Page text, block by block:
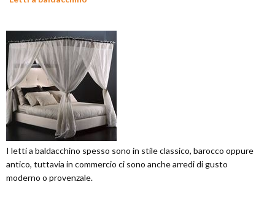
I letti a baldacchino spesso sono in stile classico, barocco oppure
antico, tuttavia in commercio ci sono anche arredi di gusto
moderno o provenzale.